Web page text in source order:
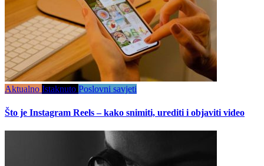
Aktualno Istaknuto Poslovni savjeti
Što je Instagram Reels – kako snimiti, urediti i objaviti video